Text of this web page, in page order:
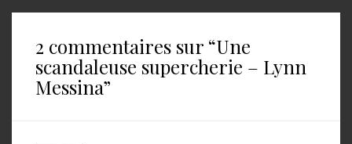
v
2 commentaires sur “Une
scandaleuse supercherie – Lynn
Messina”